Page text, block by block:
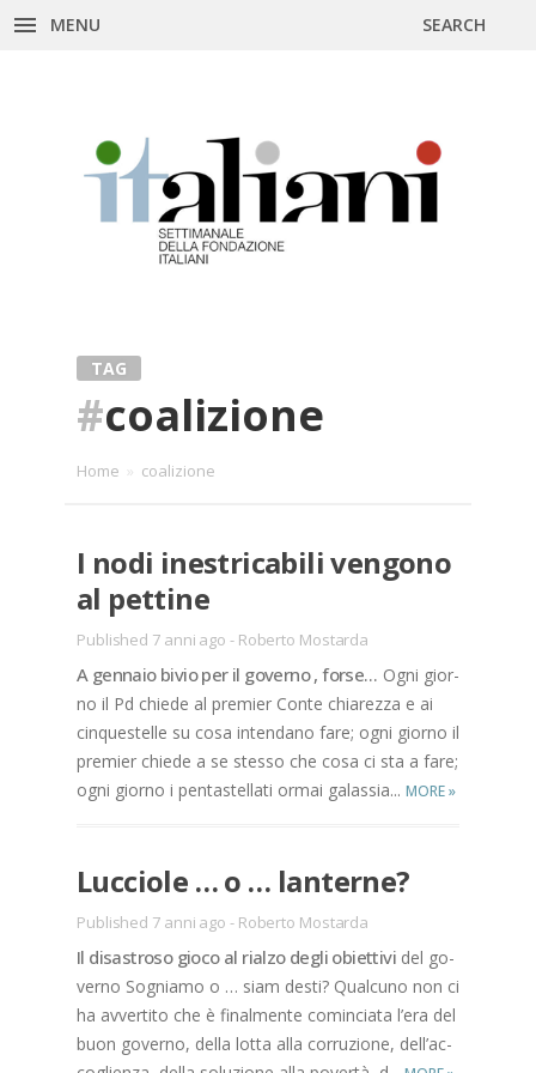
MENU SEARCH
TAG
#coalizione
Home » coalizione
I nodi ine­stri­ca­bi­li ven­go­no
al pet­ti­ne
Published 7 anni ago - Roberto Mostarda
A gen­na­io bi­vio per il go­ver­no , for­se… Ogni gior­
no il Pd chie­de al pre­mier Con­te chia­rez­za e ai
cin­que­stel­le su cosa in­ten­da­no fare; ogni gior­no il
pre­mier chie­de a se stes­so che cosa ci sta a fare;
ogni gior­no i pen­ta­stel­la­ti or­mai ga­las­sia... MORE»
Luc­cio­le … o … lan­ter­ne?
Published 7 anni ago - Roberto Mostarda
Il di­sa­stro­so gio­co al rial­zo de­gli obiet­ti­vi del go­
ver­no So­gnia­mo o … siam de­sti? Qual­cu­no non ci
ha av­ver­ti­to che è fi­nal­men­te co­min­cia­ta l’e­ra del
buon go­ver­no, del­la lot­ta alla cor­ru­zio­ne, del­l’ac­